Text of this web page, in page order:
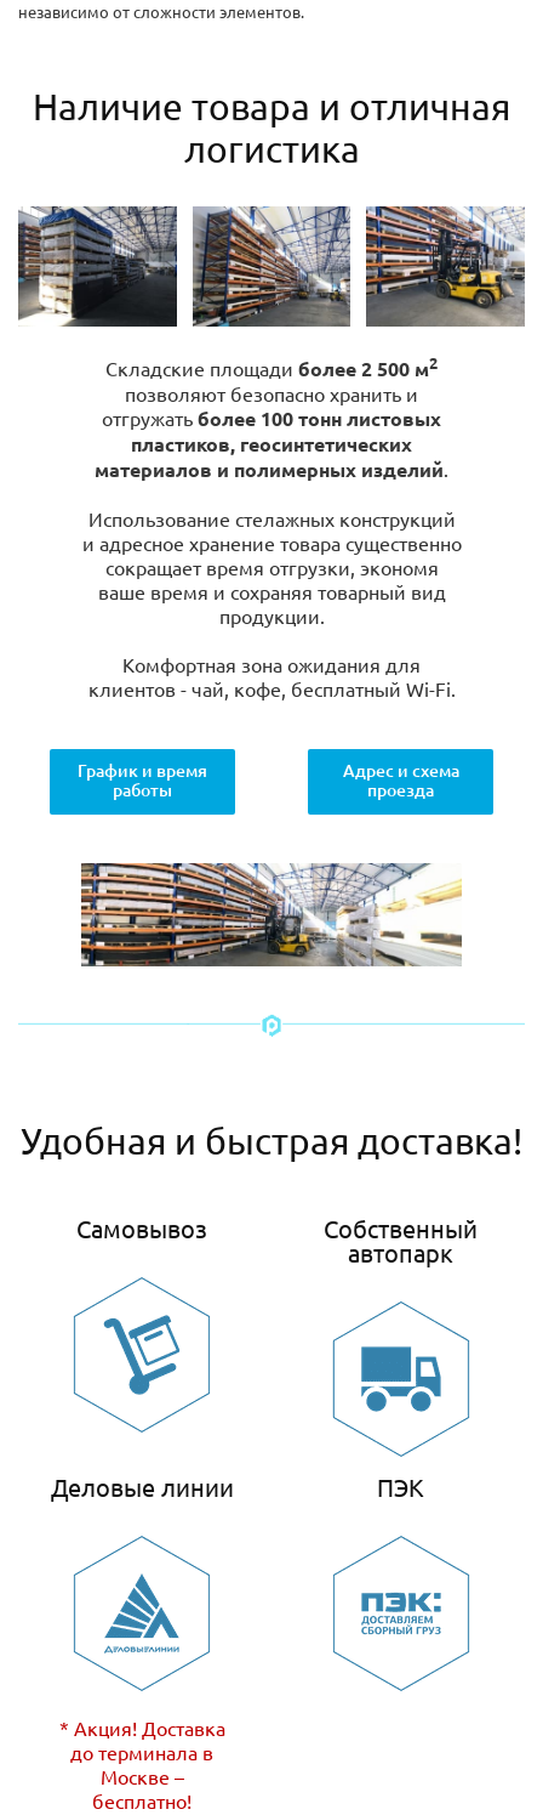
независимо от сложности элементов.
Наличие товара и отличная
логистика
Складские площади более 2 500 м2
позволяют безопасно хранить и
отгружать более 100 тонн листовых
пластиков, геосинтетических
материалов и полимерных изделий.
Использование стелажных конструкций
и адресное хранение товара существенно
сокращает время отгрузки, экономя
ваше время и сохраняя товарный вид
продукции.
Комфортная зона ожидания для
клиентов - чай, кофе, бесплатный Wi-Fi.
График и время
работы
Адрес и схема
проезда
Удобная и быстрая доставка!
Самовывоз
Собственный
автопарк
Деловые линии
* Акция! Доставка
до терминала в
Москве –
бесплатно!
ПЭК